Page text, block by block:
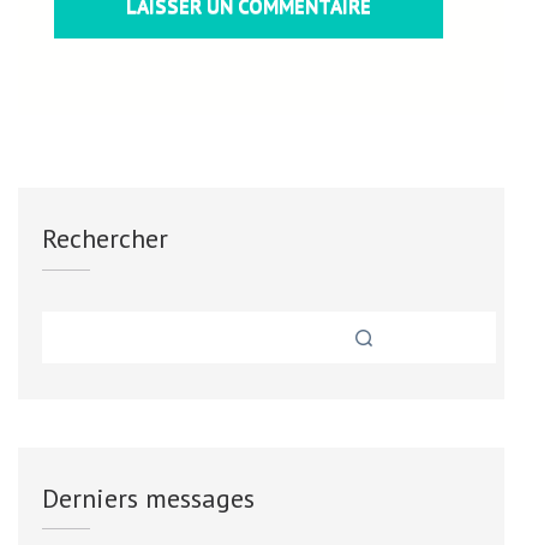
Rechercher
Derniers messages